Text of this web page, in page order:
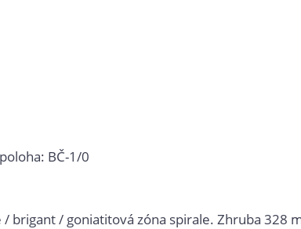
BČ-1/0
brigant / goniatitová zóna spirale. Zhruba 328